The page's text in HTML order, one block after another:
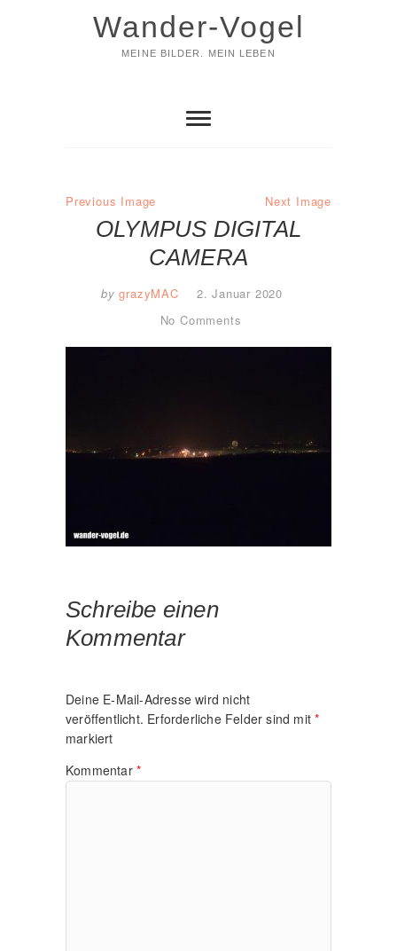
Wander-Vogel
MEINE BILDER. MEIN LEBEN
Previous Image Next Image
OLYMPUS DIGITAL
CAMERA
by grazyMAC
2. Januar 2020
No Comments
Schreibe einen
Kommentar
Deine E-Mail-Adresse wird nicht
veröffentlicht. Erforderliche Felder sind mit*
markiert
Kommentar *